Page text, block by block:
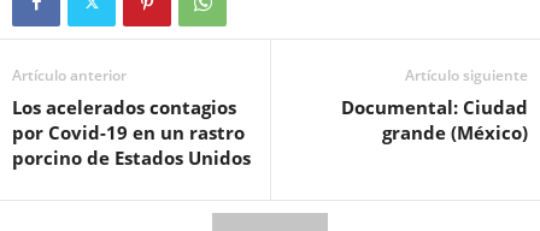
Artículo anterior
Los acelerados contagios
por Covid-19 en un rastro
porcino de Estados Unidos
Artículo siguiente
Documental: Ciudad
grande (México)